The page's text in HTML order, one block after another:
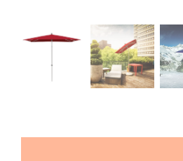
Balkonklemmen
Beschermhoezen
Verlichting